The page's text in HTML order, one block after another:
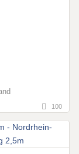
100